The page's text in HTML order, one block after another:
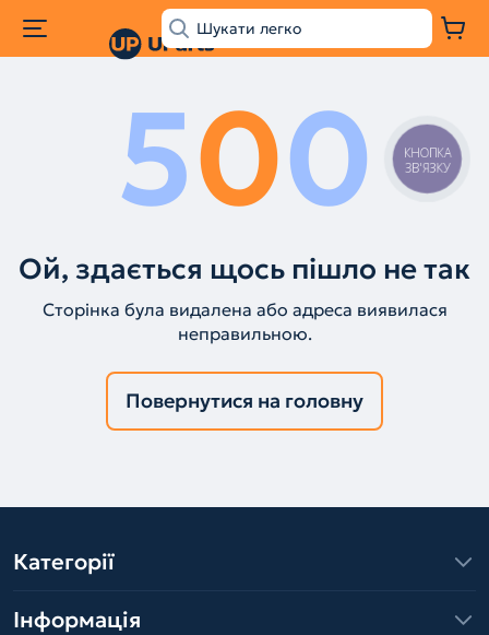
500
Ой, здається щось пішло не так
Сторінка була видалена або адреса виявилася
неправильною.
Повернутися на головну
Категорії
Інформація
КНОПКА
ЗВ'ЯЗКУ